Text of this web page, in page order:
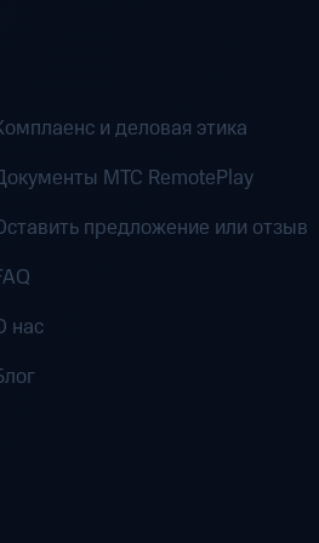
и деловая этика
MTC RemotePlay
предложение или отзыв
нас